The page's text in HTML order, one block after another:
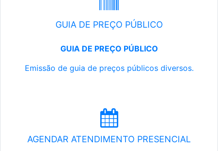
GUIA DE PREÇO PÚBLICO
GUIA DE PREÇO PÚBLICO
Emissão de guia de preços públicos diversos.
AGENDAR ATENDIMENTO PRESENCIAL